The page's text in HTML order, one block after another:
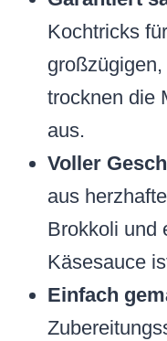
Kochtricks
trocknen die
aus.
Voller
aus
Brokkoli und
Käsesauce
Einfach